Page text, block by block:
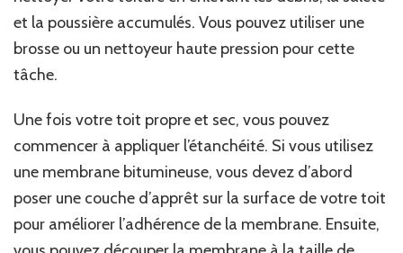
et la poussière accumulés. Vous pouvez utiliser une
brosse ou un nettoyeur haute pression pour cette
tâche.
Une fois votre toit propre et sec, vous pouvez
commencer à appliquer l’étanchéité. Si vous utilisez
une membrane bitumineuse, vous devez d’abord
poser une couche d’apprêt sur la surface de votre toit
pour améliorer l’adhérence de la membrane. Ensuite,